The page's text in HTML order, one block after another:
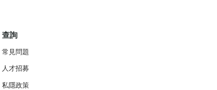
查詢
常見問題
人才招募
私隱政策